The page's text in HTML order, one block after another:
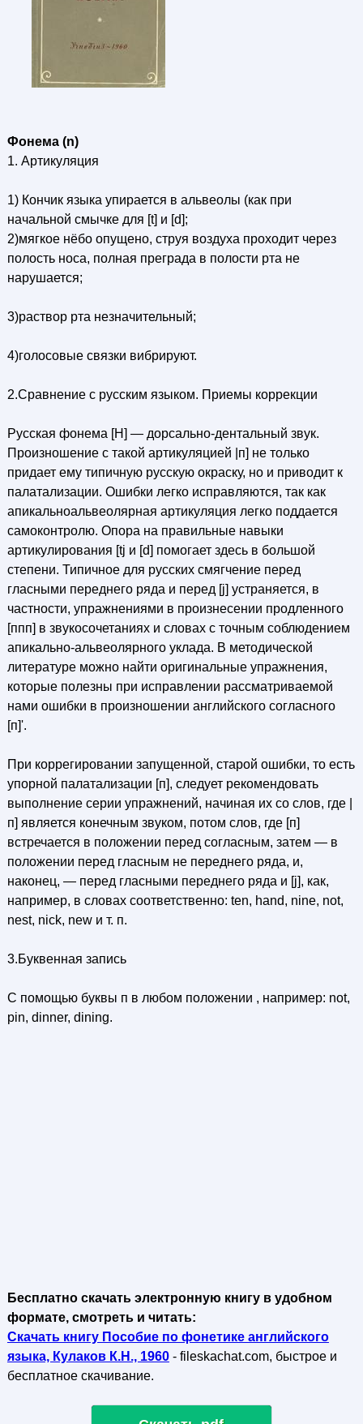
Фонема (n)
1. Артикуляция
1) Кончик языка упирается в альвеолы (как при
начальной смычке для [t] и [d];
2)мягкое нёбо опущено, струя воздуха проходит через
полость носа, полная преграда в полости рта не
нарушается;
3)раствор рта незначительный;
4)голосовые связки вибрируют.
2.Сравнение с русским языком. Приемы коррекции
Русская фонема [Н] — дорсально-дентальный звук.
Произношение с такой артикуляцией |п] не только
придает ему типичную русскую окраску, но и приводит к
палатализации. Ошибки легко исправляются, так как
апикальноальвеолярная артикуляция легко поддается
самоконтролю. Опора на правильные навыки
артикулирования [tj и [d] помогает здесь в большой
степени. Типичное для русских смягчение перед
гласными переднего ряда и перед [j] устраняется, в
частности, упражнениями в произнесении продленного
[ппп] в звукосочетаниях и словах с точным соблюдением
апикально-альвеолярного уклада. В методической
литературе можно найти оригинальные упражнения,
которые полезны при исправлении рассматриваемой
нами ошибки в произношении английского согласного
[п]'.
При коррегировании запущенной, старой ошибки, то есть
упорной палатализации [п], следует рекомендовать
выполнение серии упражнений, начиная их со слов, где |
п] является конечным звуком, потом слов, где [п]
встречается в положении перед согласным, затем — в
положении перед гласным не переднего ряда, и,
наконец, — перед гласными переднего ряда и [j], как,
например, в словах соответственно: ten, hand, nine, not,
nest, nick, new и т. п.
3.Буквенная запись
С помощью буквы п в любом положении , например: not,
pin, dinner, dining.
Бесплатно скачать электронную книгу в удобном
формате, смотреть и читать:
Скачать книгу Пособие по фонетике английского
языка, Кулаков К.Н., 1960- fileskachat.com, быстрое и
бесплатное скачивание.